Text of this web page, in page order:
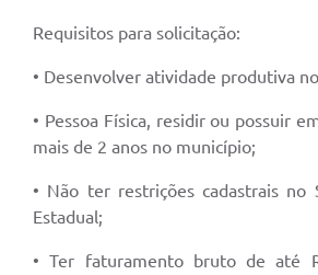
Requisitos para solicitação:
• Desenvolver atividade produtiva
• Pessoa Física, residir ou possuir
mais de 2 anos no município;
• Não ter restrições cadastrais no
Estadual;
• Ter faturamento bruto de até